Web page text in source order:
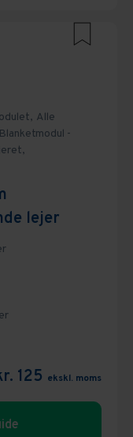
Alle
Blanketmodul -
lejer
125 ekskl. moms